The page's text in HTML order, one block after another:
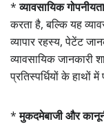
*व्यावसायिक
करता है, बल्कि यह
व्यापार रहस्य, पेटेंट
व्यावसायिक जानकारी
प्रतिस्पर्धियों के
*मुकदमेबाजी और